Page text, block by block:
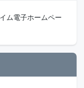
ム電子ホームペー